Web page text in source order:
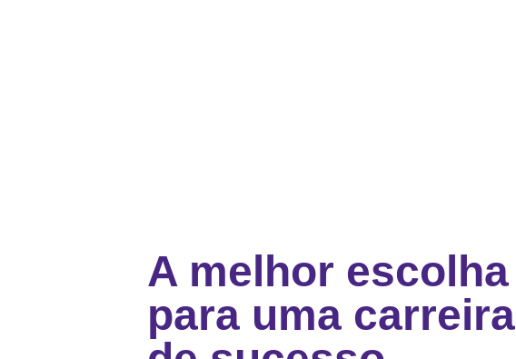
A melhor escolha
para uma carreira